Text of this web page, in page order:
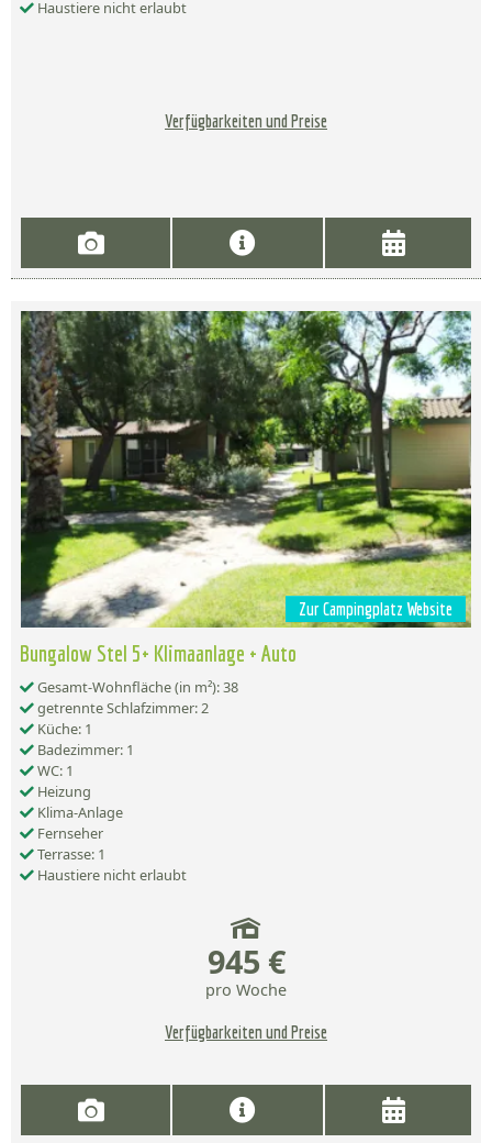
Haustiere nicht erlaubt
Verfügbarkeiten und Preise
Zur Campingplatz Website
Bungalow Stel 5+ Klimaanlage + Auto
Gesamt-Wohnfläche (in m²): 38
getrennte Schlafzimmer: 2
Küche: 1
Badezimmer: 1
WC: 1
Heizung
Klima-Anlage
Fernseher
Terrasse: 1
Haustiere nicht erlaubt
945 €
pro Woche
Verfügbarkeiten und Preise